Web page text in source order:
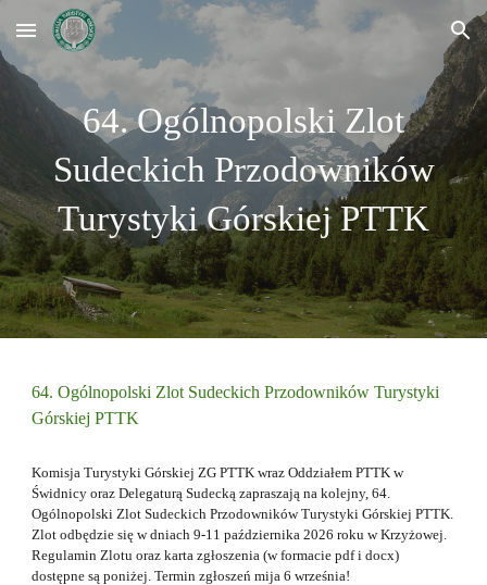
Skip to main content Skip to navigation
64. Ogólnopolski Zlot
Sudeckich Przodowników
Turystyki Górskiej PTTK
64. Ogólnopolski Zlot Sudeckich Przodowników Turystyki
Górskiej PTTK
Komisja Turystyki Górskiej ZG PTTK wraz Oddziałem PTTK w
Świdnicy oraz Delegaturą Sudecką zapraszają na kolejny, 64.
Ogólnopolski Zlot Sudeckich Przodowników Turystyki Górskiej PTTK.
Zlot odbędzie się w dniach 9-11 października 2026 roku wKrzyżowej.
Regulamin Zlotu oraz karta zgłoszenia (w formacie pdf i docx)
dostępne są poniżej. Termin zgłoszeń mija6 września!